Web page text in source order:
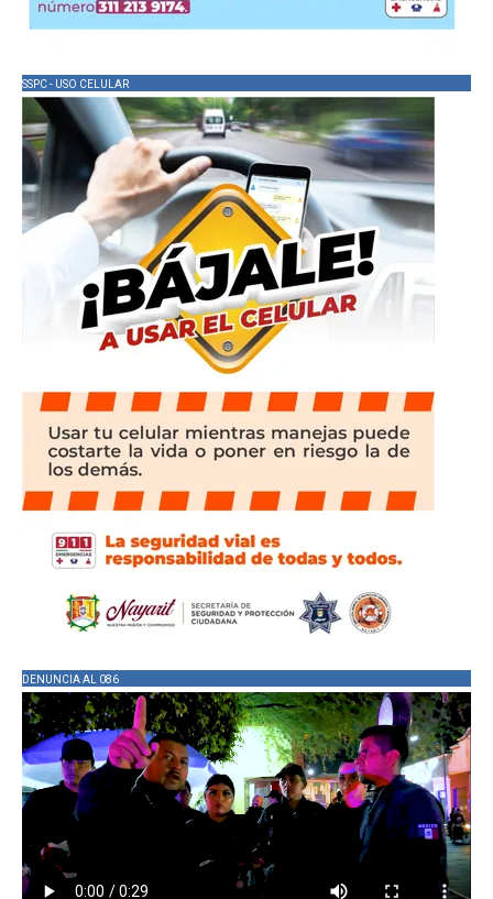
SSPC - USO CELULAR
DENUNCIA AL 086